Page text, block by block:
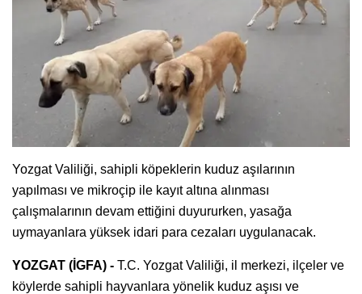
Yozgat Valiliği, sahipli köpeklerin kuduz aşılarının
yapılması ve mikroçip ile kayıt altına alınması
çalışmalarının devam ettiğini duyururken, yasağa
uymayanlara yüksek idari para cezaları uygulanacak.
YOZGAT (İGFA) - T.C. Yozgat Valiliği, il merkezi, ilçeler ve
köylerde sahipli hayvanlara yönelik kuduz aşısı ve